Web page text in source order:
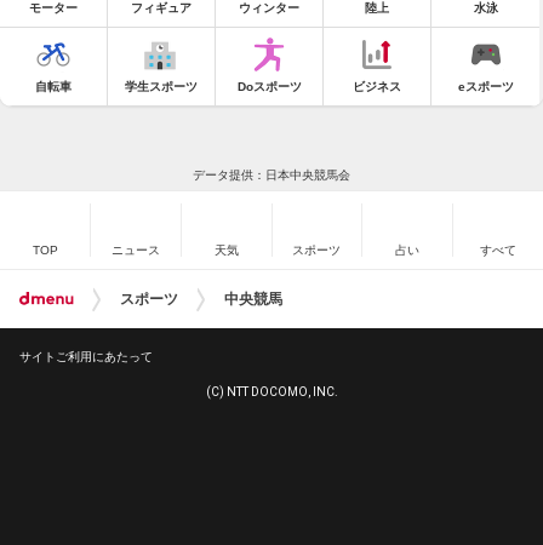
モーター フィギュア ウィンター 陸上 水泳
自転車 学生スポーツ Doスポーツ ビジネス eスポーツ
データ提供：日本中央競馬会
TOP ニュース 天気 スポーツ 占い すべて
スポーツ 中央競馬
サイトご利用にあたって
(C) NTT DOCOMO, INC.